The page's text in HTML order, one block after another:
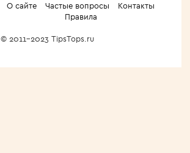
О сайте Частые вопросы
Контакты
Правила
© 2011-2023 TipsTops.ru